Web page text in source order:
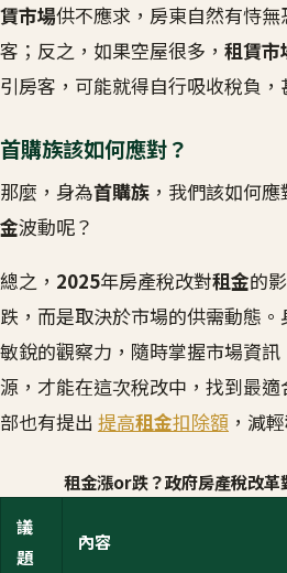
賃市場供不應求，房東自然有恃
客；反之，如果空屋很多， 租賃市
引房客，可能就得自行吸收稅負，
首購族該如何應對？
那麼，身為首購族 ，我們該如何
金波動呢？
總之， 2025年房產稅改對租金的
跌，而是取決於市場的供需動態。
敏銳的觀察力，隨時掌握市場資
源，才能在這次稅改中，找到最
部也有提出 提高租金扣除額 ，減輕
租金漲or跌？政府房產稅改革
議
題
內容